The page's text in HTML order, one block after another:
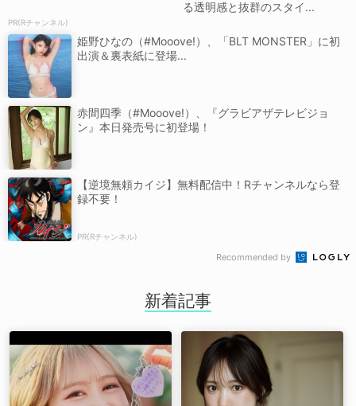
PR(Rチャンネル)
る透明感と抜群のスタイ...
姫野ひなの（#Mooove!）、「BLT MONSTER」に初
出演＆裏表紙に登場...
赤間四季（#Mooove!）、『グラビアザテレビジョ
ン』本日発売号に初登場！
【逆境無頼カイジ】無料配信中！Rチャンネルなら登
録不要！
PR(Rチャンネル)
Recommended by
新着記事